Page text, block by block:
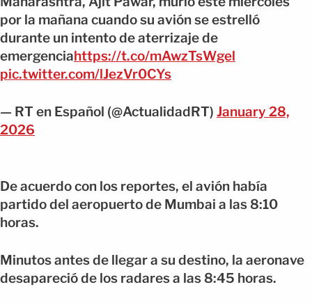
por la mañana cuando su avión se estrelló
durante un intento de aterrizaje de
emergenciahttps://t.co/mAwzTsWgel
pic.twitter.com/lJezVr0CYs
— RT en Español (@ActualidadRT) January 28,
2026
De acuerdo con los reportes, el avión había
partido del aeropuerto de Mumbai a las 8:10
horas.
Minutos antes de llegar a su destino, la aeronave
desapareció de los radares a las 8:45 horas.